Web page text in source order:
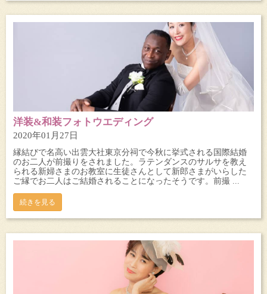
洋装&和装フォトウエディング
2020年01月27日
縁結びで名高い出雲大社東京分祠で今秋に挙式される国際結婚
のお二人が前撮りをされました。ラテンダンスのサルサを教え
られる新婦さまのお教室に生徒さんとして新郎さまがいらした
ご縁でお二人はご結婚されることになったそうです。前撮 ...
続きを見る